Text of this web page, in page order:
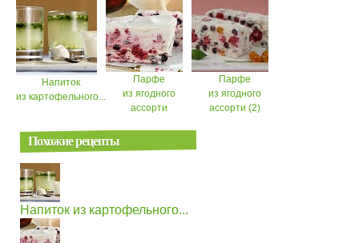
Напиток
из картофельного...
Парфе
из ягодного
ассорти
Парфе
из ягодного
ассорти (2)
Похожие рецепты
Напиток из картофельного...